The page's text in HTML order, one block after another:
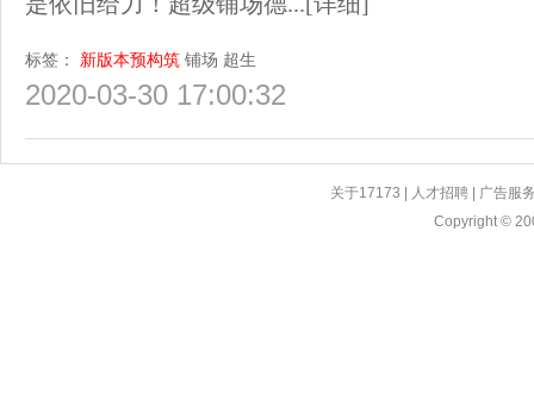
标签： 新版本预构筑 铺场 超生
2020-03-30 17:00:32
关于17173 人才招聘
广告服
Copyright ©